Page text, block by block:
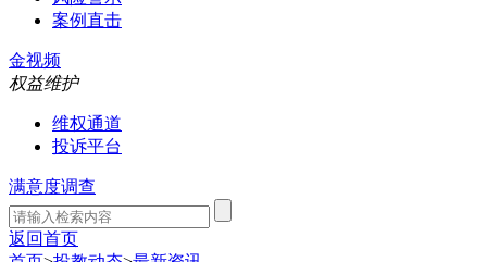
案例直击
金视频
权益维护
维权通道
投诉平台
满意度调查
返回首页